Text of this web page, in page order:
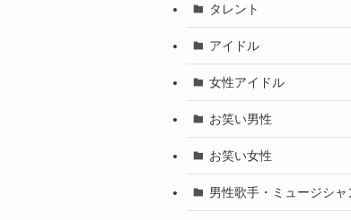
タレント
アイドル
女性アイドル
お笑い男性
お笑い女性
男性歌手・ミュージシャ